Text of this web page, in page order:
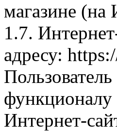
магазине
1.7.
адресу:
функционалу
Интернет-